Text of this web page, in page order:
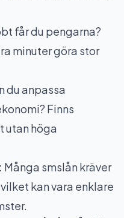
får du pengarna?
minuter göra stor
du anpassa
Finns
utan höga
Många smslån kräver
kan vara enklare